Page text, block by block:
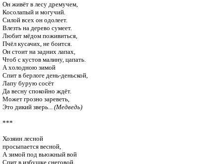
Он живёт в лесу дремучем,
Косолапый и могучий.
Силой всех он одолеет.
Влезть на дерево сумеет.
Любит мёдом поживиться,
Пчёл кусачих, не боится.
Он стоит на задних лапах,
Чтоб с кустов малину, цапать.
А холодною зимой
Спит в берлоге день-деньской,
Лапу бурую сосёт
Да весну спокойно ждёт.
Может грозно зареветь,
Это дикий зверь... (Медведь)
***
Хозяин лесной
просыпается весной,
А зимой под вьюжный вой